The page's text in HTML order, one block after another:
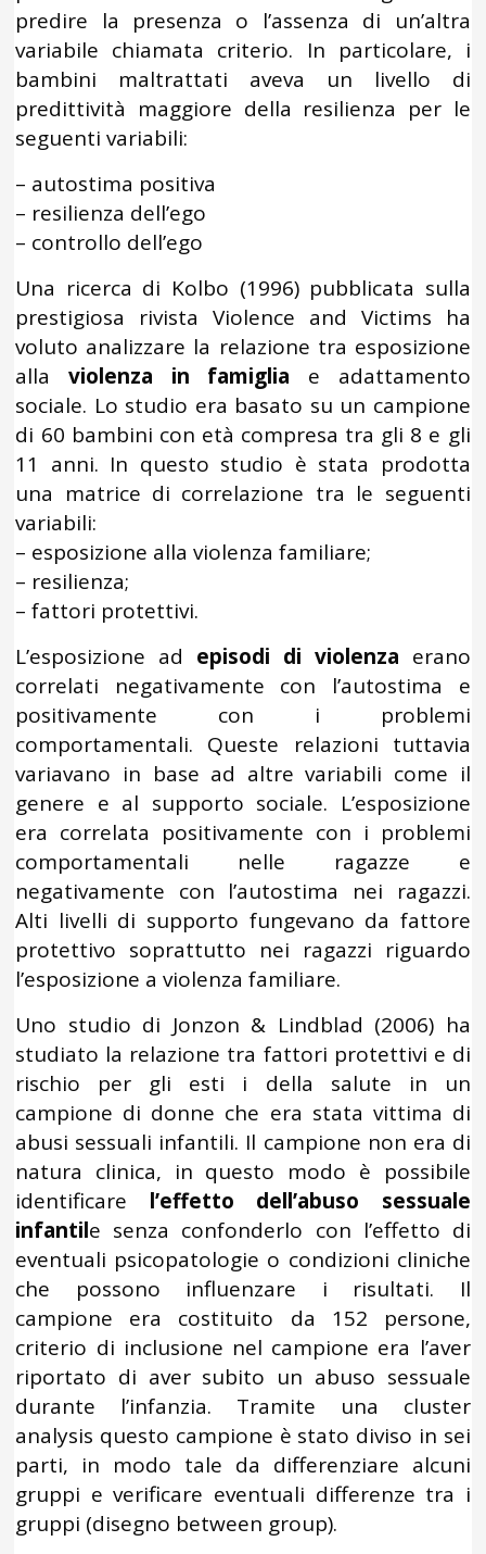
predire la presenza o l’assenza di un’altra
variabile chiamata criterio. In particolare, i
bambini maltrattati aveva un livello di
predittività maggiore della resilienza per le
seguenti variabili:
– autostima positiva
– resilienza dell’ego
– controllo dell’ego
Una ricerca di Kolbo (1996) pubblicata sulla
prestigiosa rivista Violence and Victims ha
voluto analizzare la relazione tra esposizione
allaviolenza in famiglia e adattamento
sociale. Lo studio era basato su un campione
di 60 bambini con età compresa tra gli 8 e gli
11 anni. In questo studio è stata prodotta
una matrice di correlazione tra le seguenti
variabili:
– esposizione alla violenza familiare;
– resilienza;
– fattori protettivi.
L’esposizione ad episodi di violenza erano
correlati negativamente con l’autostima e
positivamente con i problemi
comportamentali. Queste relazioni tuttavia
variavano in base ad altre variabili come il
genere e al supporto sociale. L’esposizione
era correlata positivamente con i problemi
comportamentali nelle ragazze e
negativamente con l’autostima nei ragazzi.
Alti livelli di supporto fungevano da fattore
protettivo soprattutto nei ragazzi riguardo
l’esposizione a violenza familiare.
Uno studio di Jonzon & Lindblad (2006) ha
studiato la relazione tra fattori protettivi e di
rischio per gli esti i della salute in un
campione di donne che era stata vittima di
abusi sessuali infantili. Il campione non era di
natura clinica, in questo modo è possibile
identificare l’effetto dell’abuso sessuale
infantile senza confonderlo con l’effetto di
eventuali psicopatologie o condizioni cliniche
che possono influenzare i risultati. Il
campione era costituito da 152 persone,
criterio di inclusione nel campione era l’aver
riportato di aver subito un abuso sessuale
durante l’infanzia. Tramite una cluster
analysis questo campione è stato diviso in sei
parti, in modo tale da differenziare alcuni
gruppi e verificare eventuali differenze tra i
gruppi (disegno between group).